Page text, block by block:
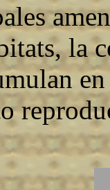
la